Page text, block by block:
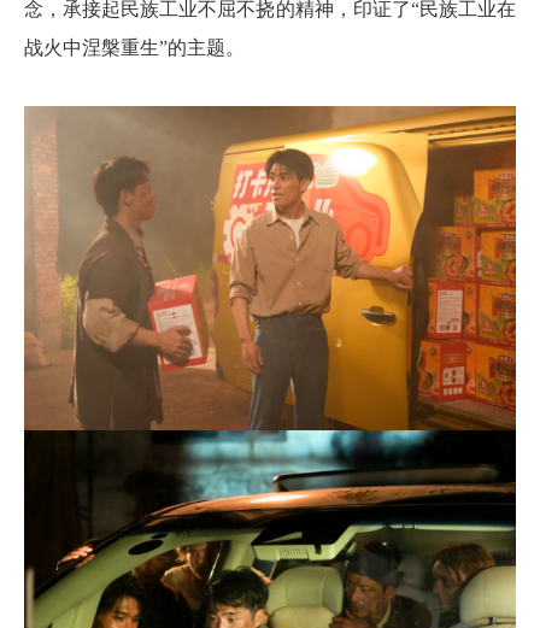
念，承接起民族工业不屈不挠的精神，印证了“民族工业在
战火中涅槃重生”的主题。